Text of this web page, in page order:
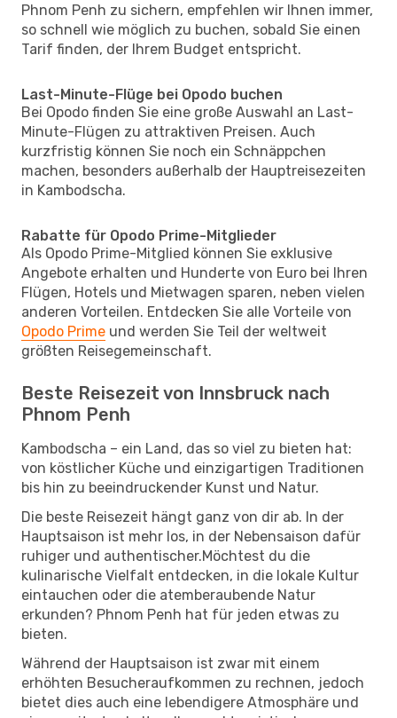
Phnom Penh zu sichern, empfehlen wir Ihnen immer,
so schnell wie möglich zu buchen, sobald Sie einen
Tarif finden, der Ihrem Budget entspricht.
Last-Minute-Flüge bei Opodo buchen
Bei Opodo finden Sie eine große Auswahl an Last-
Minute-Flügen zu attraktiven Preisen. Auch
kurzfristig können Sie noch ein Schnäppchen
machen, besonders außerhalb der Hauptreisezeiten
in Kambodscha.
Rabatte für Opodo Prime-Mitglieder
Als Opodo Prime-Mitglied können Sie exklusive
Angebote erhalten und Hunderte von Euro bei Ihren
Flügen, Hotels und Mietwagen sparen, neben vielen
anderen Vorteilen. Entdecken Sie alle Vorteile von
Opodo Prime und werden Sie Teil der weltweit
größten Reisegemeinschaft.
Beste Reisezeit von Innsbruck nach
Phnom Penh
Kambodscha – ein Land, das so viel zu bieten hat:
von köstlicher Küche und einzigartigen Traditionen
bis hin zu beeindruckender Kunst und Natur.
Die beste Reisezeit hängt ganz von dir ab. In der
Hauptsaison ist mehr los, in der Nebensaison dafür
ruhiger und authentischer.Möchtest du die
kulinarische Vielfalt entdecken, in die lokale Kultur
eintauchen oder die atemberaubende Natur
erkunden? Phnom Penh hat für jeden etwas zu
bieten.
Während der Hauptsaison ist zwar mit einem
erhöhten Besucheraufkommen zu rechnen, jedoch
bietet dies auch eine lebendigere Atmosphäre und